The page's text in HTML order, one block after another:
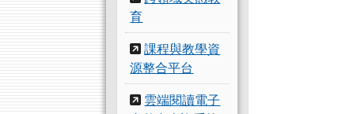
育
課程與教學資
源整合平台
雲端閱讀電子